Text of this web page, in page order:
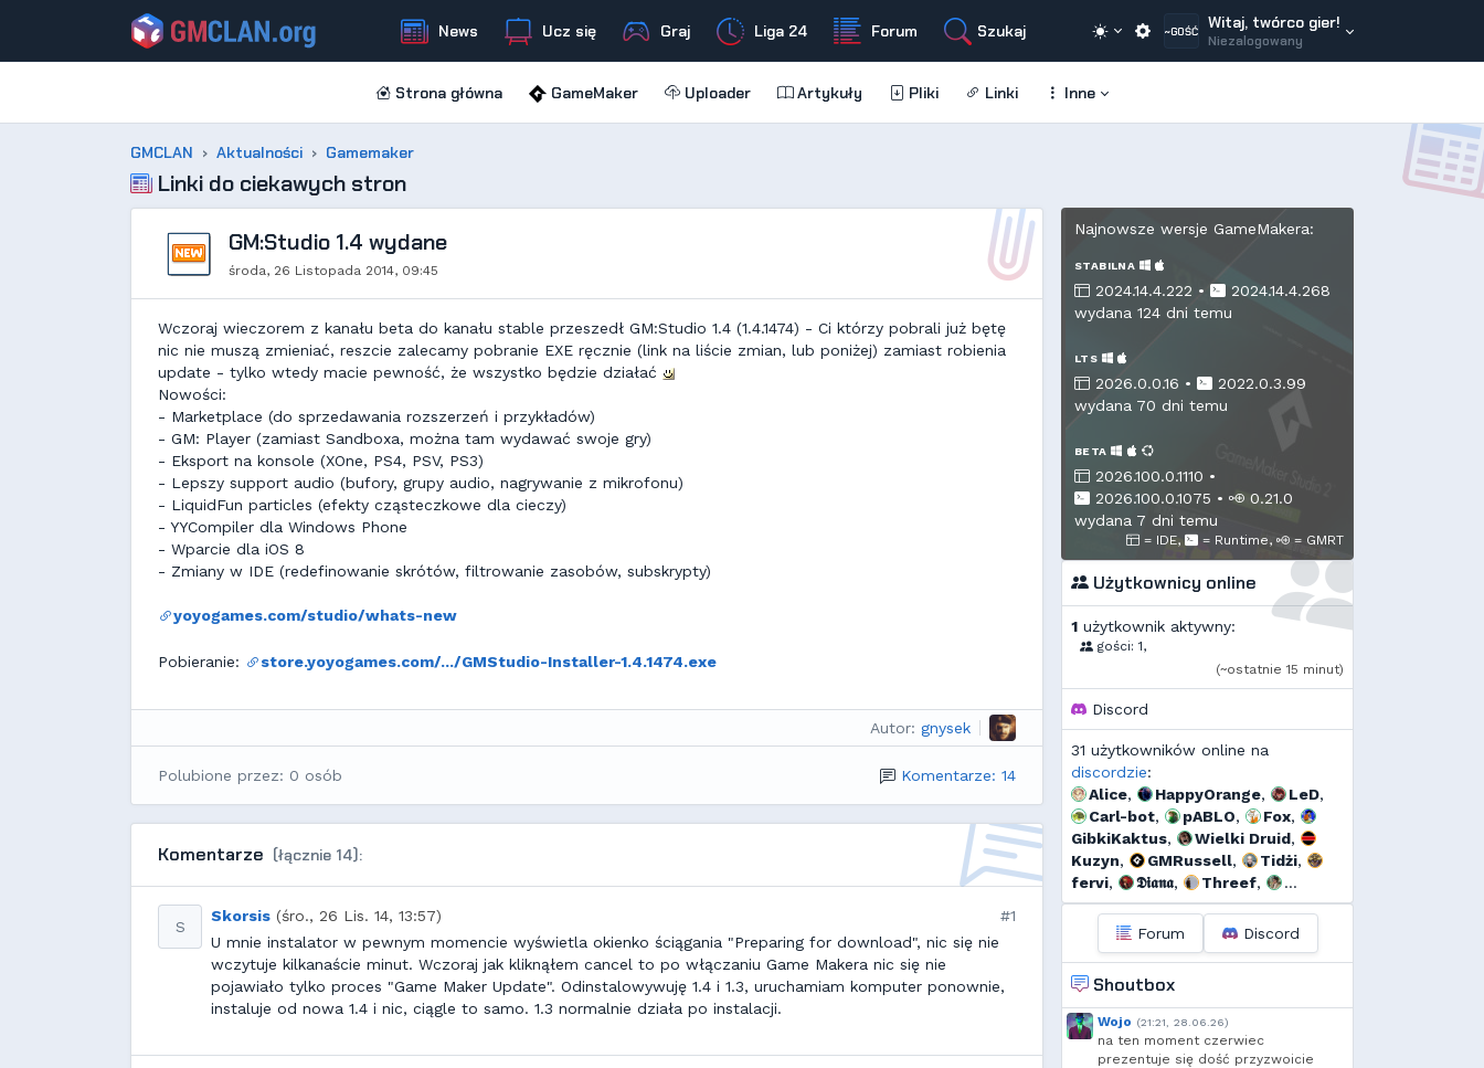
~GOŚĆ Witaj, twórco gier!
Niezalogowany
News Ucz się Graj Liga 24 Forum Szukaj
Strona główna GameMaker Uploader Artykuły Pliki Linki Inne
GMCLAN Aktualności Gamemaker
Linki do ciekawych stron
GM:Studio 1.4 wydane
środa, 26 Listopada 2014, 09:45
Wczoraj wieczorem z kanału beta do kanału stable przeszedł GM:Studio 1.4 (1.4.1474) - Ci którzy pobrali już bętę
nic nie muszą zmieniać, reszcie zalecamy pobranie EXE ręcznie (link na liście zmian, lub poniżej) zamiast robienia
update - tylko wtedy macie pewność, że wszystko będzie działać
Nowości:
- Marketplace (do sprzedawania rozszerzeń i przykładów)
- GM: Player (zamiast Sandboxa, można tam wydawać swoje gry)
- Eksport na konsole (XOne, PS4, PSV, PS3)
- Lepszy support audio (bufory, grupy audio, nagrywanie z mikrofonu)
- LiquidFun particles (efekty cząsteczkowe dla cieczy)
- YYCompiler dla Windows Phone
- Wparcie dla iOS 8
- Zmiany w IDE (redefinowanie skrótów, filtrowanie zasobów, subskrypty)
yoyogames.com/studio/whats-new
Pobieranie: store.yoyogames.com/.../GMStudio-Installer-1.4.1474.exe
Autor: gnysek
Polubione przez: 0 osób Komentarze: 14
Komentarze (łącznie 14):
S
Skorsis (śro., 26 Lis. 14, 13:57)
#1
U mnie instalator w pewnym momencie wyświetla okienko ściągania "Preparing for download", nic się nie
wczytuje kilkanaście minut. Wczoraj jak kliknąłem cancel to po włączaniu Game Makera nic się nie
pojawiało tylko proces "Game Maker Update". Odinstalowywuję 1.4 i 1.3, uruchamiam komputer ponownie,
instaluje od nowa 1.4 i nic, ciągle to samo. 1.3 normalnie działa po instalacji.
Najnowsze wersje GameMakera:
STABILNA
2024.14.4.222 •
2024.14.4.268
wydana 124 dni temu
LTS
2026.0.0.16 •
2022.0.3.99
wydana 70 dni temu
BETA
2026.100.0.1110 •
2026.100.0.1075 •
0.21.0
wydana 7 dni temu
= IDE, = Runtime, = GMRT
Użytkownicy online
1 użytkownik aktywny:
gości: 1,
(~ostatnie 15 minut)
Discord
31 użytkowników online na
discordzie:
Alice, HappyOrange, LeD,
Carl-bot, pABLO, Fox,
GibkiKaktus, Wielki Druid,
Kuzyn, GMRussell, Tidżi,
fervi, 𝕯𝖎𝖆𝖓𝖆, Threef,
RogerDodg3r, s..., Murrri,
, szmalu Korodzik
,
Sporek, Kandif, Danieo,
moeglich, Krzysiek1250
exigo
,
Forum Discord
Shoutbox
Wojo (21:21, 28.06.26)
na ten moment czerwiec
prezentuje się dość przyzwoicie